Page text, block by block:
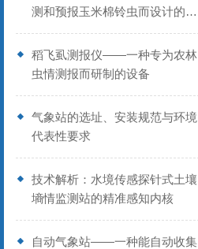
测和预报玉米棉铃虫而设计的智
能设备
稻飞虱测报仪——一种专为农林
虫情测报而研制的设备
气象站的选址、安装规范与环境
代表性要求
技术解析：水境传感探针式土壤
墒情监测站的精准感知内核
自动气象站——一种能自动收集